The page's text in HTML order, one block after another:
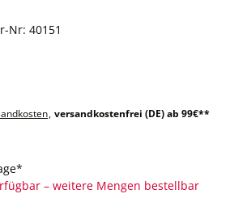
Nr: 40151
, versandkostenfrei (DE) ab 99€**
– weitere Mengen bestellbar